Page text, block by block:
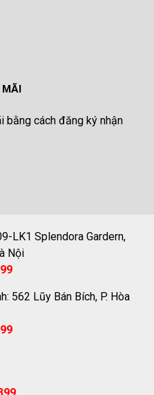
MÃI
bằng cách đăng ký nhận
LK1 Splendora Gardern,
Nội
562 Lũy Bán Bích, P. Hòa